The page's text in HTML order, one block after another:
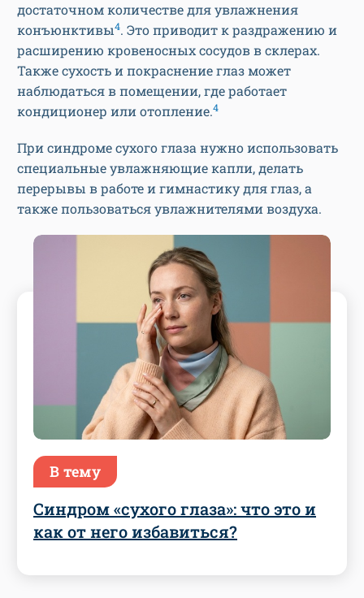
достаточном количестве для увлажнения
конъюнктивы4. Это приводит к раздражению и
расширению кровеносных сосудов в склерах.
Также сухость и покраснение глаз может
наблюдаться в помещении, где работает
кондиционер или отопление.4
При синдроме сухого глаза нужно использовать
специальные увлажняющие капли, делать
перерывы в работе и гимнастику для глаз, а
также пользоваться увлажнителями воздуха.
В тему
Синдром «сухого глаза»: что это и
как от него избавиться?